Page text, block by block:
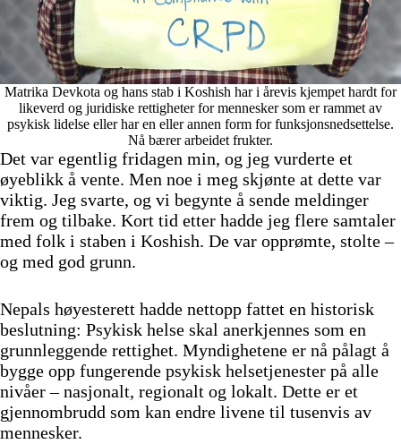
Matrika Devkota og hans stab i Koshish har i årevis kjempet hardt for
likeverd og juridiske rettigheter for mennesker som er rammet av
psykisk lidelse eller har en eller annen form for funksjonsnedsettelse.
Nå bærer arbeidet frukter.
Det var egentlig fridagen min, og jeg vurderte et
øyeblikk å vente. Men noe i meg skjønte at dette var
viktig. Jeg svarte, og vi begynte å sende meldinger
frem og tilbake. Kort tid etter hadde jeg flere samtaler
med folk i staben i Koshish. De var opprømte, stolte –
og med god grunn.
Nepals høyesterett hadde nettopp fattet en historisk
beslutning: Psykisk helse skal anerkjennes som en
grunnleggende rettighet. Myndighetene er nå pålagt å
bygge opp fungerende psykisk helsetjenester på alle
nivåer – nasjonalt, regionalt og lokalt. Dette er et
gjennombrudd som kan endre livene til tusenvis av
mennesker.